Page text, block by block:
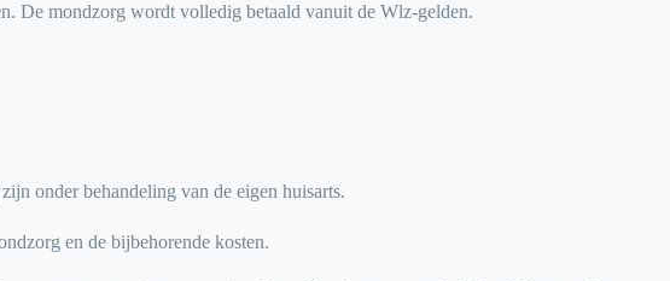
De mondzorg wordt volledig betaald vanuit de Wlz-gelden.
onder behandeling van de eigen huisarts.
en de bijbehorende kosten.